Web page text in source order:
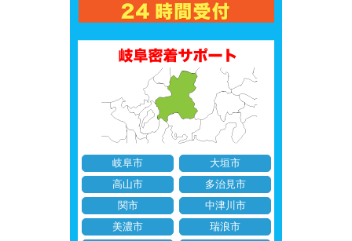
岐阜市
大垣市
高山市
多治見市
関市
中津川市
美濃市
瑞浪市